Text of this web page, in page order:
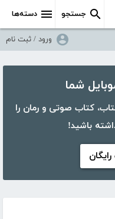
دسته‌ها جستجو
ورود / ثبت نام
کتابراه، بیش از ۵۰،۰۰۰ کتاب، کتاب صوتی و رمان را
باشید!